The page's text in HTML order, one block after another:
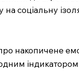
на соціальну
накопичене